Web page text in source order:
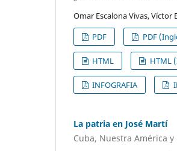
Omar Escalona Vivas,
PDF
PDF
HTML HTML
INFOGRAFIA
La patria en José Martí
Cuba, Nuestra América